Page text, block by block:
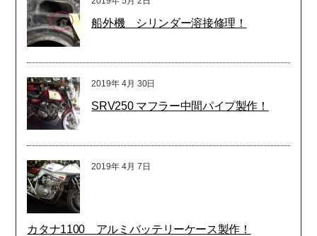
船外機 シリンダー溶接修理！
2019年 4月 30日
SRV250 マフラー中間パイプ製作！
2019年 4月 7日
カタナ1100 アルミバッテリーケース製作！